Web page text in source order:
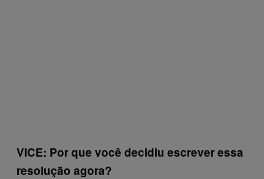
VICE: Por que você decidiu escrever essa
resolução agora?